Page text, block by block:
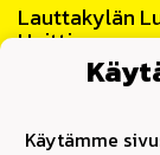
Lauttakylän
Huittinen
Y-tunnus
Käytämme